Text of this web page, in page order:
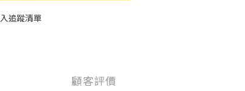
追蹤清單
顧客評價